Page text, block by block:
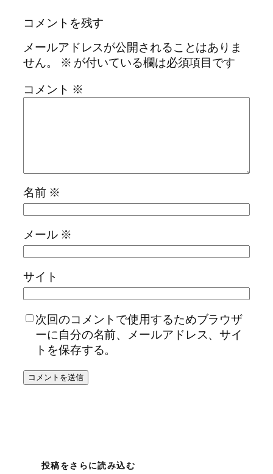
コメントを残す
メールアドレスが公開されることはありま
せん。
※ が付いている欄は必須項目です
コメント ※
名前 ※
メール ※
サイト
次回のコメントで使用するためブラウザ
ーに自分の名前、メールアドレス、サイ
トを保存する。
投稿をさらに読み込む